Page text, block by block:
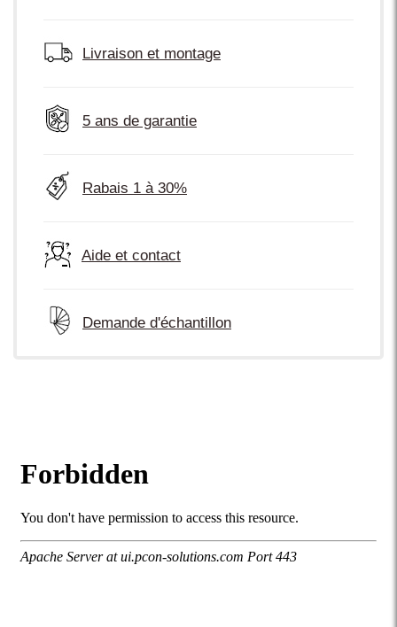
Livraison et montage
5 ans de garantie
Rabais 1 à 30%
Aide et contact
Demande d'échantillon